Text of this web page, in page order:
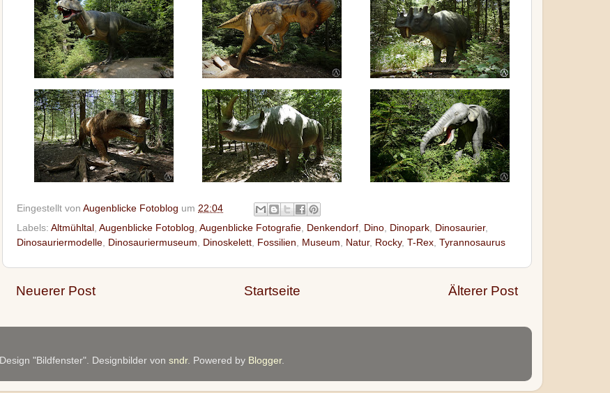
Eingestellt von Augenblicke Fotoblog um 22:04
Labels: Altmühltal Augenblicke Fotoblog Augenblicke Fotografie Denkendorf Dino Dinopark Dinosaurier,
Dinosauriermodelle Dinosauriermuseum Dinoskelett Fossilien Museum Natur, Rocky, T-Rex Tyrannosaurus
Neuerer Post Älterer Post
Startseite
Design "Bildfenster". Designbilder von sndr. Powered by Blogger.